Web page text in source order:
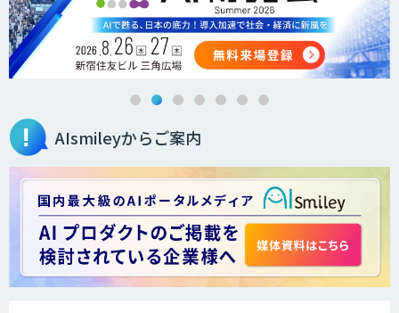
法人向けAIエージェント「OfficeAI社
員」
2層ナレッジ×AIで顧客コミュニケーシ
＜Dify活用＞AIエージェントDRIVE
AIsmileyからご案内